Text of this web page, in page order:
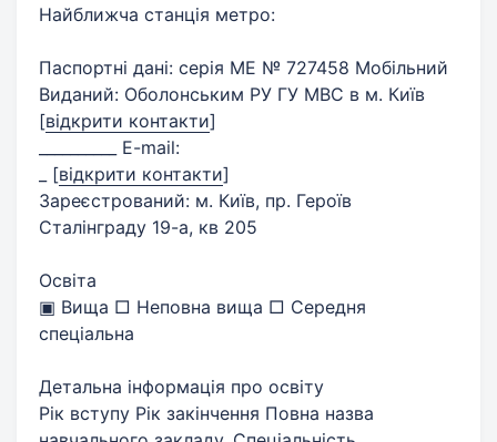
Найближча станція метро:
Паспортні дані: серія МЕ № 727458 Мобільний
Виданий: Оболонським РУ ГУ МВС в м. Київ
[відкрити контакти]
__________ E-mail:
[відкрити контакти]
Зареєстрований: м. Київ, пр. Героїв
Сталінграду 19-а, кв 205
Освіта
▣ Вища □ Неповна вища □ Середня
спеціальна
Детальна інформація про освіту
Рік вступу Рік закінчення Повна назва